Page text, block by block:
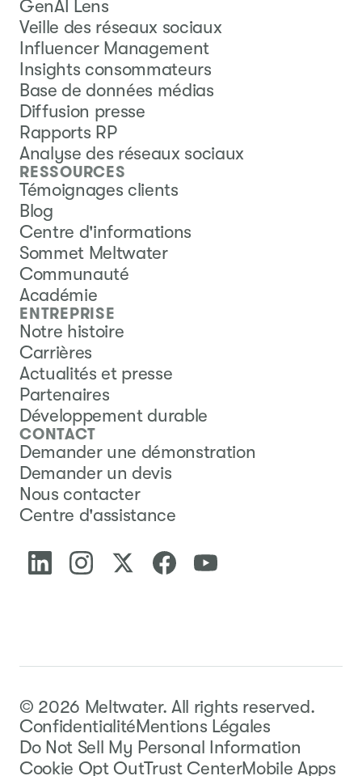
GenAI Lens
Veille des réseaux sociaux
Influencer Management
Insights consommateurs
Base de données médias
Diffusion presse
Rapports RP
Analyse des réseaux sociaux
RESSOURCES
Témoignages clients
Blog
Centre d'informations
Sommet Meltwater
Communauté
Académie
ENTREPRISE
Notre histoire
Carrières
Actualités et presse
Partenaires
Développement durable
CONTACT
Demander une démonstration
Demander un devis
Nous contacter
Centre d'assistance
© 2026 Meltwater. All rights reserved.
ConfidentialitéMentions Légales
Do Not Sell My Personal Information
Cookie Opt OutTrust CenterMobile Apps